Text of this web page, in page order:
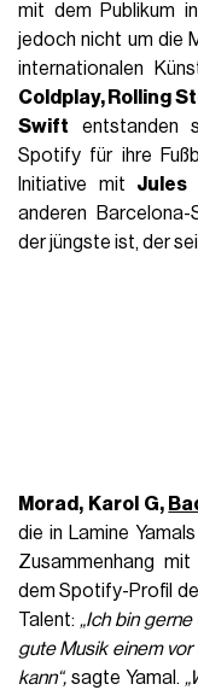
mit dem Publikum
jedoch nicht um die
internationalen
Coldplay, Rolling
Swift entstanden
Spotify für ihre
Initiative mit Jules
anderen
der jüngste ist, der
Morad, Karol G,
die in Lamine
Zusammenhang
dem Spotify-Profil
Talent: „Ich bin
gute Musik einem
kann“, sagte Yamal.